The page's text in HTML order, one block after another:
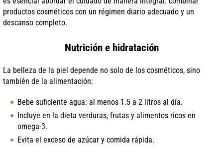
productos cosméticos con un régimen diario adecuado y un
descanso completo.
Nutrición e hidratación
La belleza de la piel depende no solo de los cosméticos, sino
también de la alimentación:
Bebe suficiente agua: al menos 1.5 a 2 litros al día.
Incluye en la dieta verduras, frutas y alimentos ricos en
omega-3.
Evita el exceso de azúcar y comida rápida.